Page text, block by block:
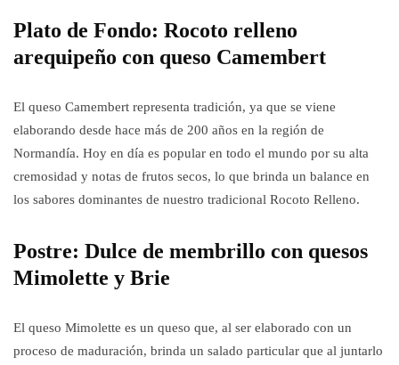
Plato de Fondo: Rocoto relleno
arequipeño con queso Camembert
El queso Camembert representa tradición, ya que se viene
elaborando desde hace más de 200 años en la región de
Normandía. Hoy en día es popular en todo el mundo por su alta
cremosidad y notas de frutos secos, lo que brinda un balance en
los sabores dominantes de nuestro tradicional Rocoto Relleno.
Postre: Dulce de membrillo con quesos
Mimolette y Brie
El queso Mimolette es un queso que, al ser elaborado con un
proceso de maduración, brinda un salado particular que al juntarlo